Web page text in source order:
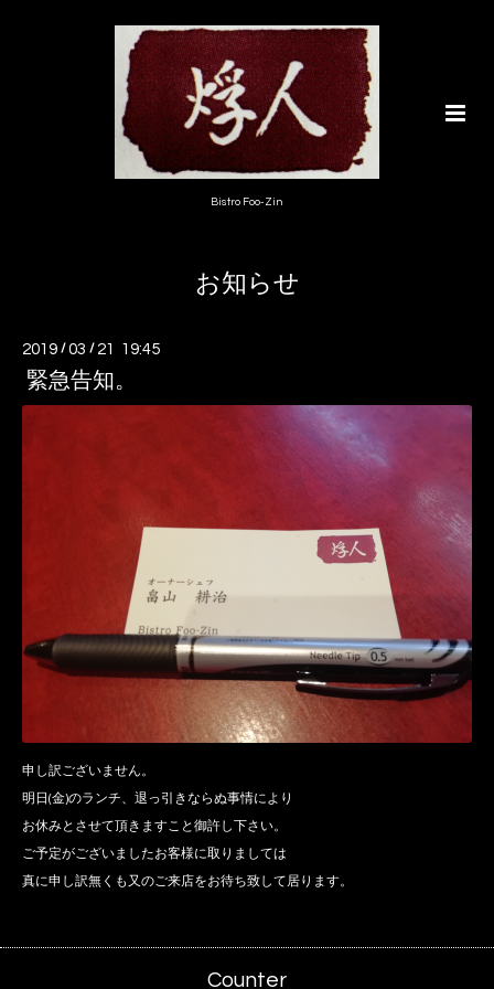
Bistro Foo-Zin
お知らせ
2019 /03 / 21 19:45
緊急告知。
申し訳ございません。
明日(金)のランチ、退っ引きならぬ事情により
お休みとさせて頂きますこと御許し下さい。
ご予定がございましたお客様に取りましては
真に申し訳無くも又のご来店をお待ち致して居ります。
Counter